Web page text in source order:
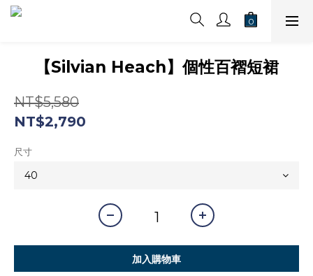
【Silvian Heach】個性百褶短裙
NT$5,580
NT$2,790
尺寸
加入購物車